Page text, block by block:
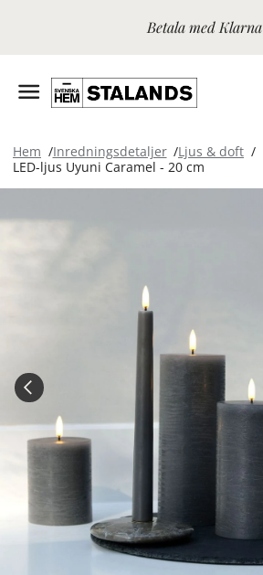
Betala med Klarna
Hem Inredningsdetaljer
Ljus & doft
LED-ljus Uyuni Caramel - 20 cm